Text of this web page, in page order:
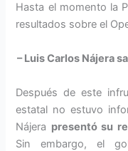
Hasta el momento la
resultados sobre el
– Luis Carlos Nájera
Después de este
estatal no estuvo
Nájera presentó su
Sin embargo, el